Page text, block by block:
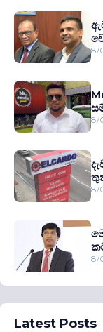
8/
8/
8/
8/
Latest Posts